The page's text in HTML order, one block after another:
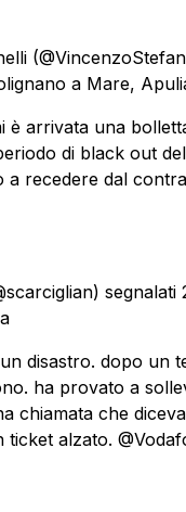
a Mare,
è arrivata una
di black out
a recedere dal
segnalati
disastro. dopo un
ha provato a
chiamata che
ticket alzato.